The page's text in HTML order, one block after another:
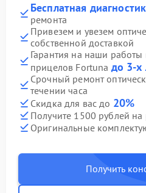
Бесплатная
ремонта
Привезем и увезем
собственной доставкой
Гарантия на наши работы
прицелов Fortuna до 3-х
Срочный ремонт
течении часа
Скидка для вас до 20%
Получите 1500 рублей на
Оригинальные
Получить